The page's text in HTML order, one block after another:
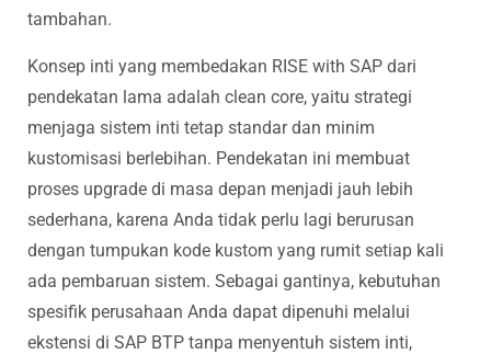
tambahan.
Konsep inti yang membedakan RISE with SAP dari
pendekatan lama adalah clean core, yaitu strategi
menjaga sistem inti tetap standar dan minim
kustomisasi berlebihan. Pendekatan ini membuat
proses upgrade di masa depan menjadi jauh lebih
sederhana, karena Anda tidak perlu lagi berurusan
dengan tumpukan kode kustom yang rumit setiap kali
ada pembaruan sistem. Sebagai gantinya, kebutuhan
spesifik perusahaan Anda dapat dipenuhi melalui
ekstensi di SAP BTP tanpa menyentuh sistem inti,